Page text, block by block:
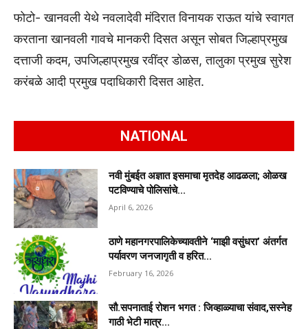
फोटो- खानवली येथे नवलादेवी मंदिरात विनायक राऊत यांचे स्वागत
करताना खानवली गावचे मानकरी दिसत असून सोबत जिल्हाप्रमुख
दत्ताजी कदम, उपजिल्हाप्रमुख रवींद्र डोळस, तालुका प्रमुख सुरेश
करंबळे आदी प्रमुख पदाधिकारी दिसत आहेत.
NATIONAL
नवी मुंबईत अज्ञात इसमाचा मृतदेह आढळला; ओळख
पटविण्याचे पोलिसांचे...
April 6, 2026
ठाणे महानगरपालिकेच्यावतीने ‘माझी वसुंधरा’ अंतर्गत
पर्यावरण जनजागृती व हरित...
February 16, 2026
सौ.सपनाताई रोशन भगत : जिव्हाळ्याचा संवाद,सस्नेह
गाठी भेटी मात्र...